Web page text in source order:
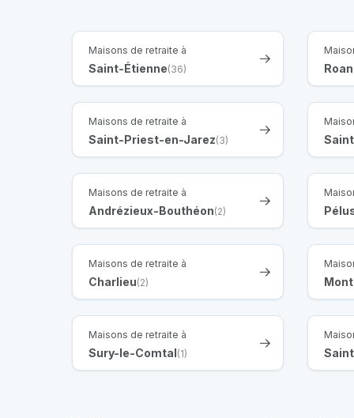
Maisons de retraite à
Saint-Étienne(36)
Maisons de retraite à
Saint-Priest-en-Jarez(3)
Maisons de retraite à
Andrézieux-Bouthéon(2)
Maisons de retraite à
Charlieu(2)
Maisons de retraite à
Sury-le-Comtal(1)